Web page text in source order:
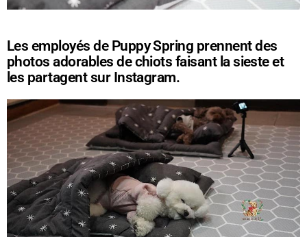
Les employés de Puppy Spring prennent des
photos adorables de chiots faisant la sieste et
les partagent sur Instagram.